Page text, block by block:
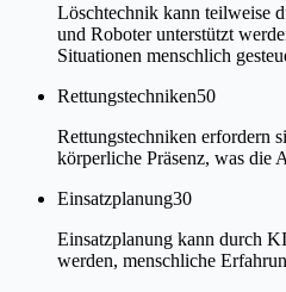
Löschtechnik kann teilweise
und Roboter unterstützt
Situationen menschlich
Rettungstechniken50
Rettungstechniken erfordern
körperliche Präsenz, was die
Einsatzplanung30
Einsatzplanung kann durch
werden, menschliche